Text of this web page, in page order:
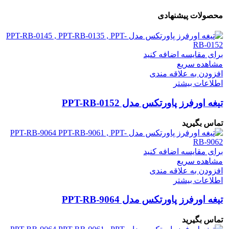
محصولات پیشنهادی
برای مقایسه اضافه کنید
مشاهده سریع
افزودن به علاقه مندی
اطلاعات بیشتر
تیغه اورفرز پاورتکس مدل PPT-RB-0152
تماس بگیرید
برای مقایسه اضافه کنید
مشاهده سریع
افزودن به علاقه مندی
اطلاعات بیشتر
تیغه اورفرز پاورتکس مدل PPT-RB-9064
تماس بگیرید